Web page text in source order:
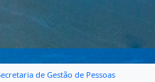
de Gestão de Pessoas